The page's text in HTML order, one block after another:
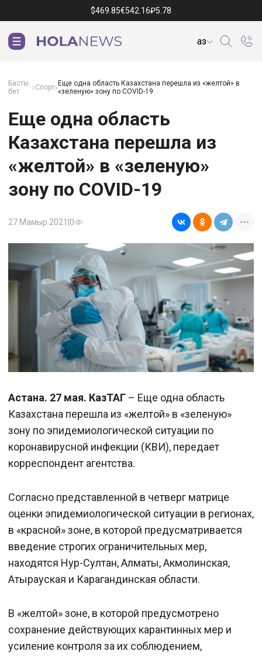
$469.85€542.16₽5.78
Қаз
Басты
бет
Спорт Еще одна область Казахстана перешла из «желтой» в
«зеленую» зону по COVID-19
Еще одна область
Казахстана перешла из
«желтой» в «зеленую»
зону по COVID-19
27 Мамыр 2021 0
Астана. 27 мая. КазТАГ – Еще одна область
Казахстана перешла из «желтой» в «зеленую»
зону по эпидемиологической ситуации по
коронавирусной инфекции (КВИ), передает
корреспондент агентства.
Согласно представленной в четверг матрице
оценки эпидемиологической ситуации в регионах,
в «красной» зоне, в которой предусматривается
введение строгих ограничительных мер,
находятся Нур-Султан, Алматы, Акмолинская,
Атырауская и Карагандинская области.
В «желтой» зоне, в которой предусмотрено
сохранение действующих карантинных мер и
усиление контроля за их соблюдением,